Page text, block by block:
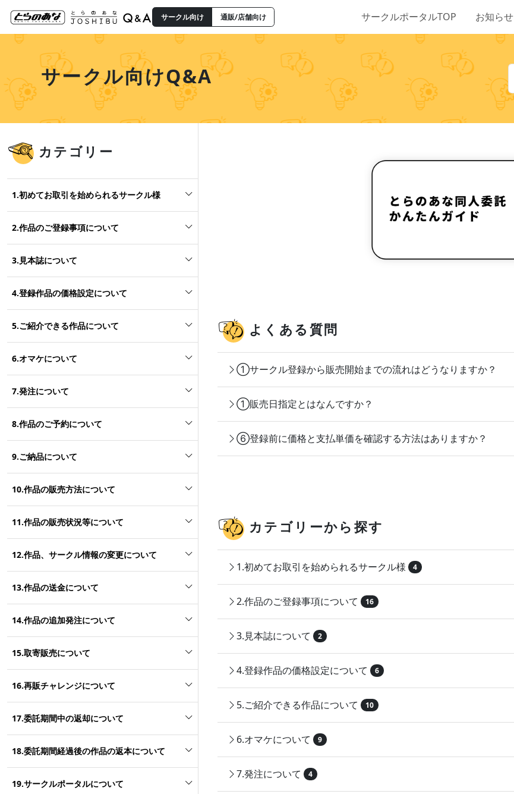
サークル向け 通販/店舗向け サークルポータルTOP お知らせ
サークル向けQ&A
カテゴリー
1.初めてお取引を始められるサークル様
2.作品のご登録事項について
3.見本誌について
4.登録作品の価格設定について
5.ご紹介できる作品について
6.オマケについて
7.発注について
8.作品のご予約について
9.ご納品について
10.作品の販売方法について
11.作品の販売状況等について
12.作品、サークル情報の変更について
13.作品の送金について
14.作品の追加発注について
15.取寄販売について
16.再販チャレンジについて
17.委託期間中の返却について
18.委託期間経過後の作品の返本について
19.サークルポータルについて
よくある質問
①サークル登録から販売開始までの流れはどうなりますか？
①販売日指定とはなんですか？
⑥登録前に価格と支払単価を確認する方法はありますか？
カテゴリーから探す
1.初めてお取引を始められるサークル様 4
2.作品のご登録事項について 16
3.見本誌について 2
4.登録作品の価格設定について 6
5.ご紹介できる作品について 10
6.オマケについて 9
7.発注について 4